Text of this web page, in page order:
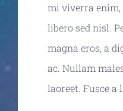
mi viverra
libero sed nisl.
magna eros, a
ac. Nullam
laoreet. Fusce a